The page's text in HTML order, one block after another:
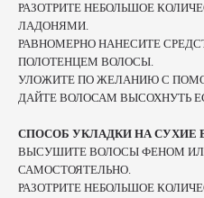
РАЗОТРИТЕ НЕБОЛЬШОЕ
ЛАДОНЯМИ.
РАВНОМЕРНО НАНЕСИТЕ
ПОЛОТЕНЦЕМ ВОЛОСЫ.
УЛОЖИТЕ ПО ЖЕЛАНИЮ С
ДАЙТЕ ВОЛОСАМ ВЫСОХНУТЬ
СПОСОБ УКЛАДКИ НА СУХИЕ
ВЫСУШИТЕ ВОЛОСЫ ФЕНОМ
САМОСТОЯТЕЛЬНО.
РАЗОТРИТЕ НЕБОЛЬШОЕ